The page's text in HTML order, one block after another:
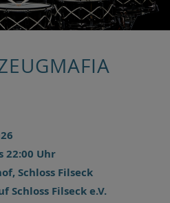
22:00 Uhr
Schloss Filseck
Schloss Filseck e.V.